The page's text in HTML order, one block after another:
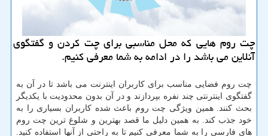
چت روم هایی كه محل مناسبی برای چت كردن و گفتگوی
آنلاین می باشد را در ادامه به شما معرفی كنیم.
چت روم فضایی مناسب برای کاربران اینترنت می باشد تا در آن به
گفتگوی اینترنتی چند نفره بپردازند و در آن بدون محدودیت با یکدیگر
بحث کنند. همین ویژگی چت روم باعث شده کاربران بسیاری را به
خود جذب کند. به همین دلیل ما قصد بهترین و شلوغ ترین چت روم
های فارسی را به شما معرفی کنیم تا به راحتی از آنها استفاده کنید.